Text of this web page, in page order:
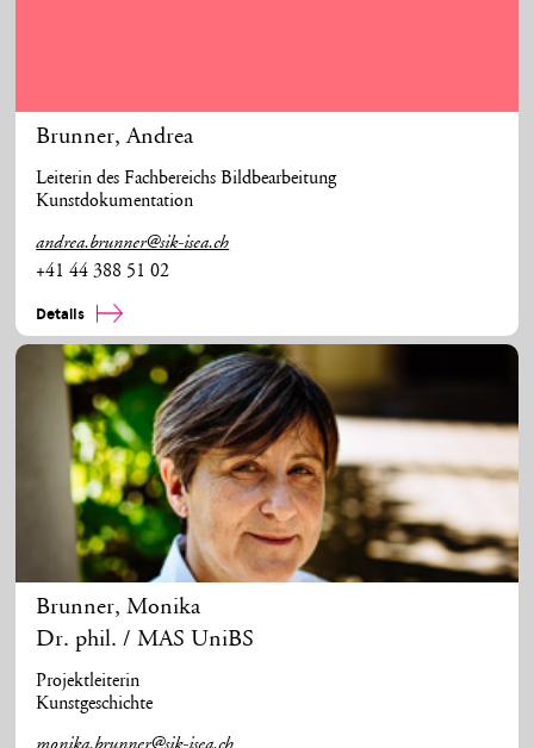
Brunner,Andrea
Leiterin des Fachbereichs Bildbearbeitung
Kunstdokumentation
andrea.brunner@sik-isea.ch
+41 44 388 51 02
Details
Brunner,Monika
Dr. phil. / MAS UniBS
Projektleiterin
Kunstgeschichte